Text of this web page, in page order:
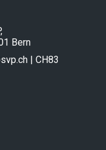
Bern
| CH83